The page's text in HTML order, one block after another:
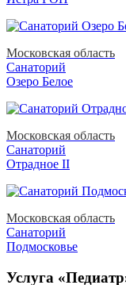
Московская область
Санаторий
Озеро Белое
Московская область
Санаторий
Отрадное II
Московская область
Санаторий
Подмосковье
Услуга